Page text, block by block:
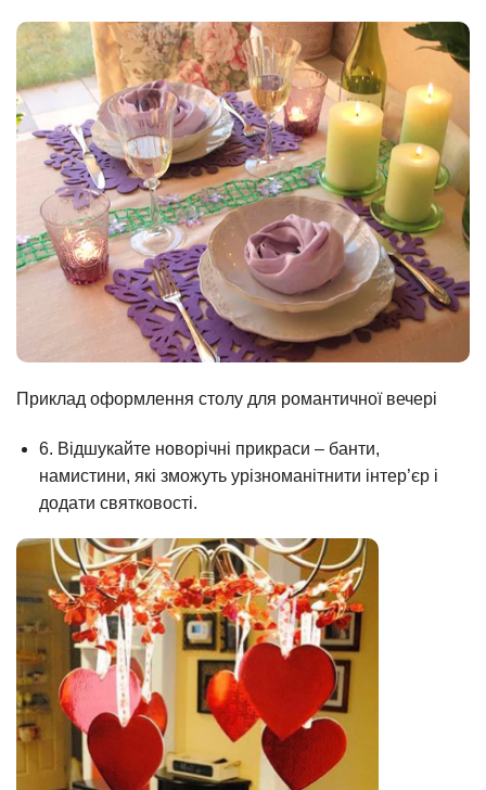
Приклад оформлення столу для романтичної вечері
6. Відшукайте новорічні прикраси – банти,
намистини, які зможуть урізноманітнити інтер’єр і
додати святковості.